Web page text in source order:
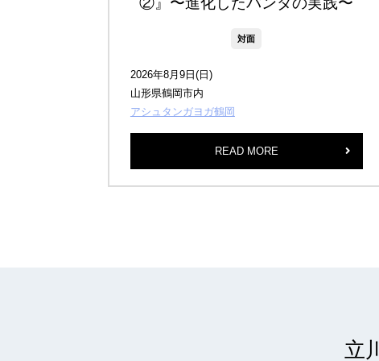
対面
2026年8月9日(日)
山形県鶴岡市内
アシュタンガヨガ鶴岡
READ MORE
立